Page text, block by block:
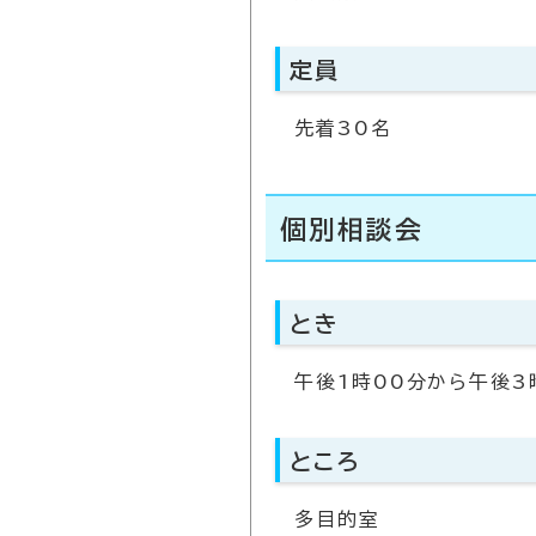
定員
先着30名
個別相談会
とき
午後1時00分から午後3
ところ
多目的室